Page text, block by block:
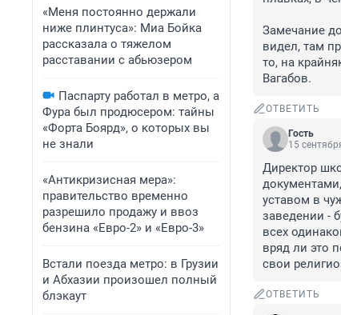
«Меня постоянно держали
ниже плинтуса»: Миа Бойка
рассказала о тяжелом
расставании с абьюзером
Паспарту работал в метро, а
Фура был продюсером: тайны
«Форта Боярд», о которых вы
не знали
«Антикризисная мера»:
правительство временно
разрешило продажу и ввоз
бензина «Евро-2» и «Евро-3»
Встали поезда метро: в Грузии
и Абхазии произошел полный
блэкаут
Замечание
видел, там
то, на
Вагабов.
ОТВЕТИТЬ
Гость
15
Директор
уставом в
заведении -
всех
вряд ли это
свои
ОТВЕТИТЬ